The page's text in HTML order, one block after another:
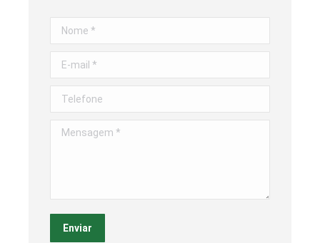
Nome *
E-mail *
Telefone
Mensagem *
Enviar